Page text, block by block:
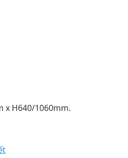
x H640/1060mm.